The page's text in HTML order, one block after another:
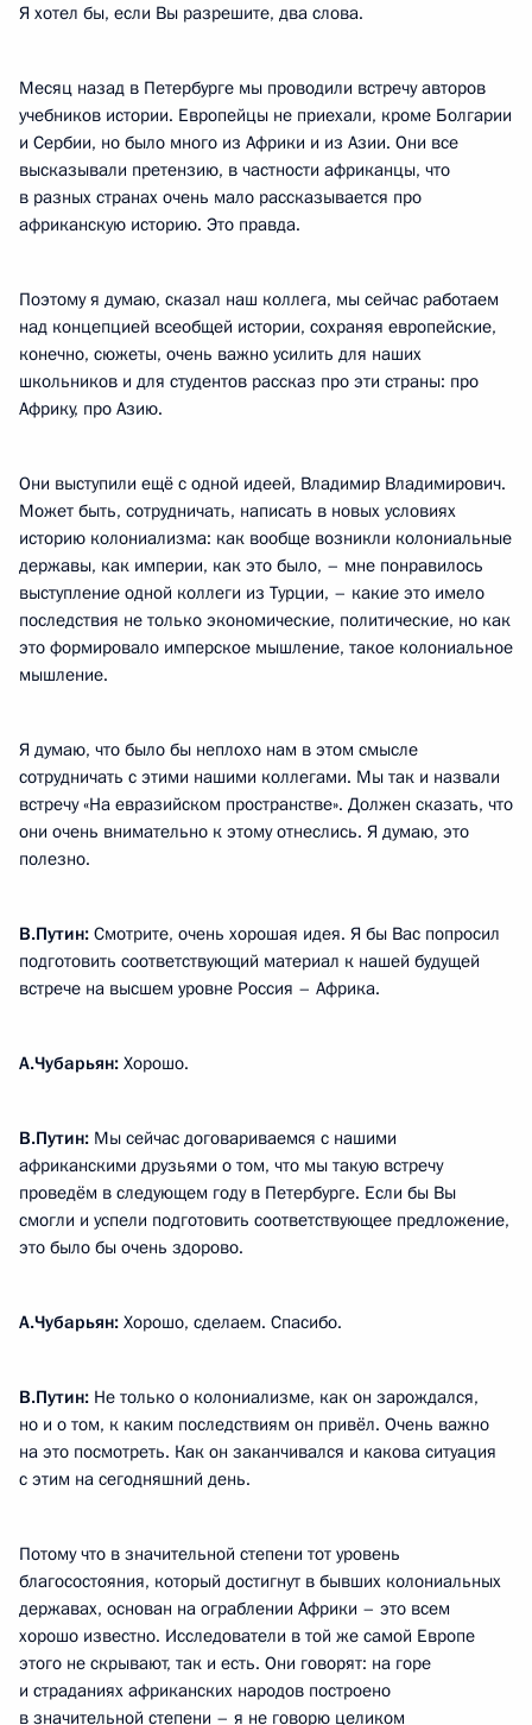
Я хотел бы, если Вы разрешите, два слова.
Месяц назад в Петербурге мы проводили встречу авторов
учебников истории. Европейцы не приехали, кроме Болгарии
и Сербии, но было много из Африки и из Азии. Они все
высказывали претензию, в частности африканцы, что
в разных странах очень мало рассказывается про
африканскую историю. Это правда.
Поэтому я думаю, сказал наш коллега, мы сейчас работаем
над концепцией всеобщей истории, сохраняя европейские,
конечно, сюжеты, очень важно усилить для наших
школьников и для студентов рассказ про эти страны: про
Африку, про Азию.
Они выступили ещё с одной идеей, Владимир Владимирович.
Может быть, сотрудничать, написать в новых условиях
историю колониализма: как вообще возникли колониальные
державы, как империи, как это было, – мне понравилось
выступление одной коллеги из Турции, – какие это имело
последствия не только экономические, политические, но как
это формировало имперское мышление, такое колониальное
мышление.
Я думаю, что было бы неплохо нам в этом смысле
сотрудничать с этими нашими коллегами. Мы так и назвали
встречу «На евразийском пространстве». Должен сказать, что
они очень внимательно к этому отнеслись. Я думаю, это
полезно.
В.Путин: Смотрите, очень хорошая идея. Я бы Вас попросил
подготовить соответствующий материал к нашей будущей
встрече на высшем уровне Россия – Африка.
А.Чубарьян: Хорошо.
В.Путин: Мы сейчас договариваемся с нашими
африканскими друзьями о том, что мы такую встречу
проведём в следующем году в Петербурге. Если бы Вы
смогли и успели подготовить соответствующее предложение,
это было бы очень здорово.
А.Чубарьян: Хорошо, сделаем. Спасибо.
В.Путин: Не только о колониализме, как он зарождался,
но и о том, к каким последствиям он привёл. Очень важно
на это посмотреть. Как он заканчивался и какова ситуация
с этим на сегодняшний день.
Потому что в значительной степени тот уровень
благосостояния, который достигнут в бывших колониальных
державах, основан на ограблении Африки – это всем
хорошо известно. Исследователи в той же самой Европе
этого не скрывают, так и есть. Они говорят: на горе
и страданиях африканских народов построено
в значительной степени – я не говорю целиком